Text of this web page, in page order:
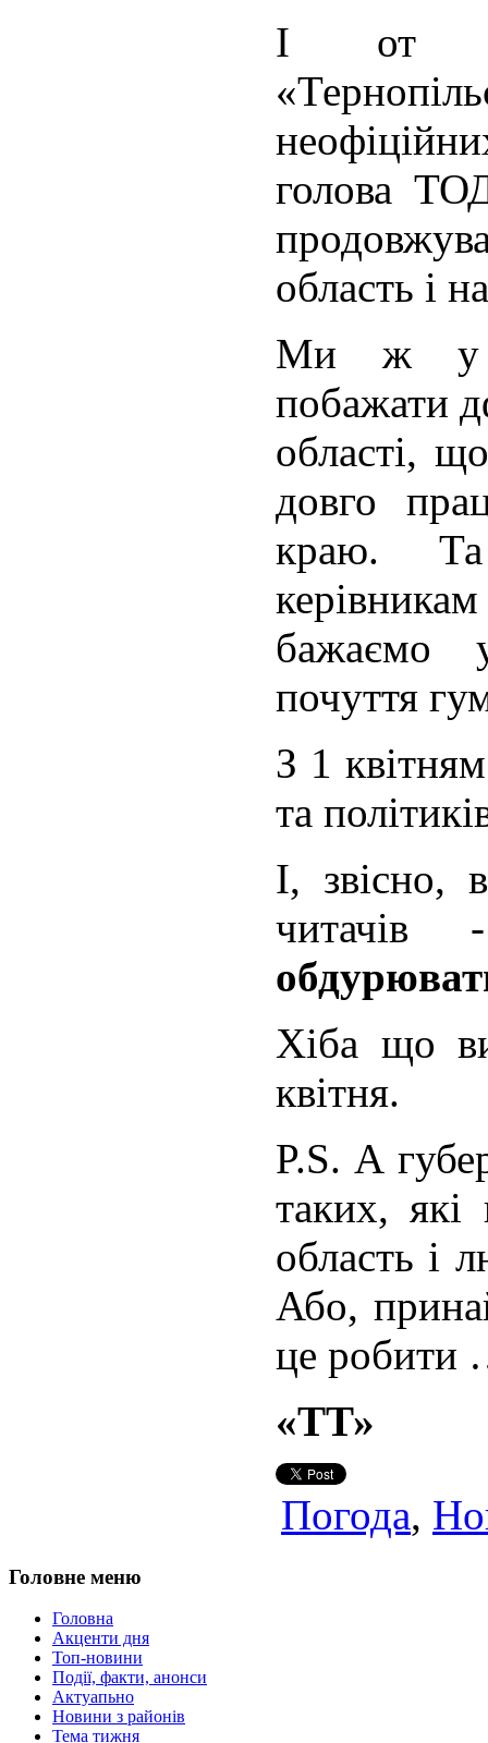
І от
голова
область і
Ми ж у
побажати
області,
довго
краю.
бажаємо
почуття
З 1
та
І,
Хіба що
квітня.
P.S. А
таких,
область і
Або,
це робити
«ТТ»
Погода,
Головне меню
Головна
Акценти дня
Топ-новини
Події, факти, анонси
Актуапьно
Новини з районів
Тема тижня